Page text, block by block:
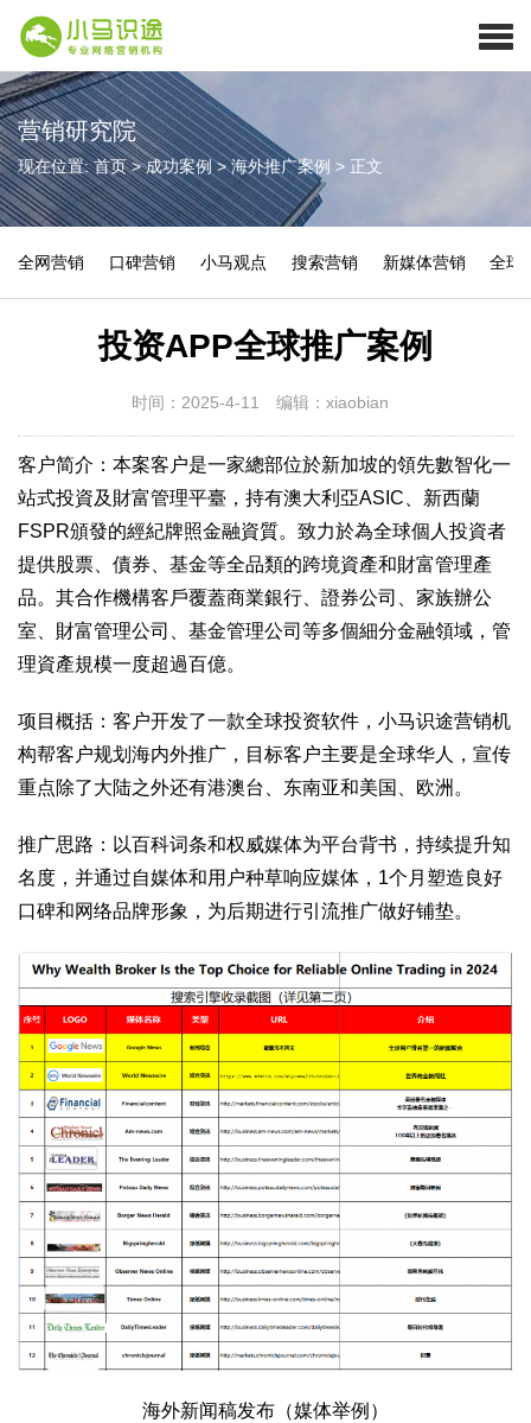
营销研究院
现在位置:首页>成功案例>海外推广案例 > 正文
全网营销 口碑营销 小马观点 搜索营销 新媒体营销 全球
投资APP全球推广案例
时间：2025-4-11 编辑：xiaobian
客户简介：本案客户是一家總部位於新加坡的領先數智化一
站式投資及財富管理平臺，持有澳大利亞ASIC、新西蘭
FSPR頒發的經紀牌照金融資質。致力於為全球個人投資者
提供股票、債券、基金等全品類的跨境資產和財富管理產
品。其合作機構客戶覆蓋商業銀行、證券公司、家族辦公
室、財富管理公司、基金管理公司等多個細分金融領域，管
理資產規模一度超過百億。
项目概括：客户开发了一款全球投资软件，小马识途营销机
构帮客户规划海内外推广，目标客户主要是全球华人，宣传
重点除了大陆之外还有港澳台、东南亚和美国、欧洲。
推广思路：以百科词条和权威媒体为平台背书，持续提升知
名度，并通过自媒体和用户种草响应媒体，1个月塑造良好
口碑和网络品牌形象，为后期进行引流推广做好铺垫。
海外新闻稿发布（媒体举例）